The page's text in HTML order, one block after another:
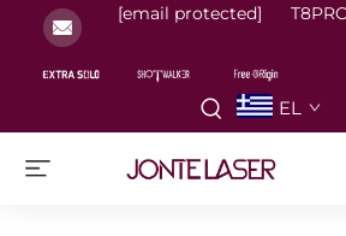
[email protected]
EL